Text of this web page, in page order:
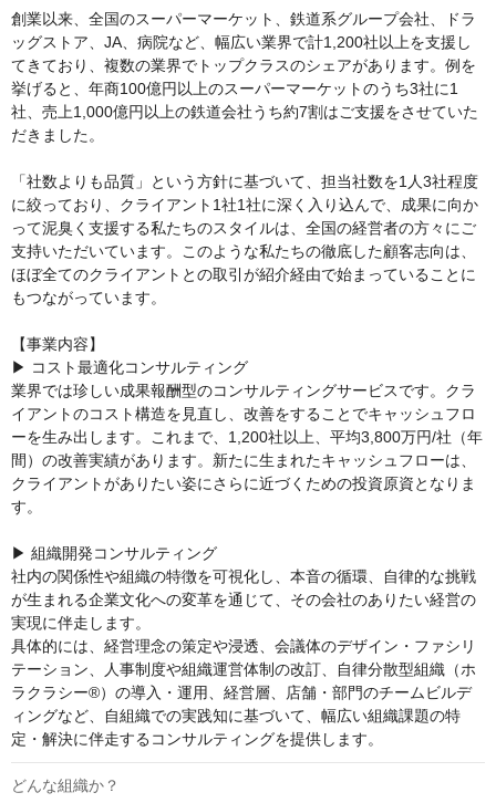
創業以来、全国のスーパーマーケット、鉄道系グループ会社、ドラ
ッグストア、JA、病院など、幅広い業界で計1,200社以上を支援し
てきており、複数の業界でトップクラスのシェアがあります。例を
挙げると、年商100億円以上のスーパーマーケットのうち3社に1
社、売上1,000億円以上の鉄道会社うち約7割はご支援をさせていた
だきました。
「社数よりも品質」という方針に基づいて、担当社数を1人3社程度
に絞っており、クライアント1社1社に深く入り込んで、成果に向か
って泥臭く支援する私たちのスタイルは、全国の経営者の方々にご
支持いただいています。このような私たちの徹底した顧客志向は、
ほぼ全てのクライアントとの取引が紹介経由で始まっていることに
もつながっています。
【事業内容】
▶︎ コスト最適化コンサルティング
業界では珍しい成果報酬型のコンサルティングサービスです。クラ
イアントのコスト構造を見直し、改善をすることでキャッシュフロ
ーを生み出します。これまで、1,200社以上、平均3,800万円/社（年
間）の改善実績があります。新たに生まれたキャッシュフローは、
クライアントがありたい姿にさらに近づくための投資原資となりま
す。
▶︎ 組織開発コンサルティング
社内の関係性や組織の特徴を可視化し、本音の循環、自律的な挑戦
が生まれる企業文化への変革を通じて、その会社のありたい経営の
実現に伴走します。
具体的には、経営理念の策定や浸透、会議体のデザイン・ファシリ
テーション、人事制度や組織運営体制の改訂、自律分散型組織（ホ
ラクラシー®）の導入・運用、経営層、店舗・部門のチームビルデ
ィングなど、自組織での実践知に基づいて、幅広い組織課題の特
定・解決に伴走するコンサルティングを提供します。
どんな組織か？